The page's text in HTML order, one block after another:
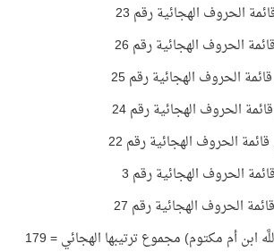
الحروف الهجائية رقم 23
الحروف الهجائية رقم 26
الحروف الهجائية رقم 25
الحروف الهجائية رقم 24
الحروف الهجائية رقم 22
الحروف الهجائية رقم 3
الحروف الهجائية رقم 27
أم مكتوم) مجموع ترتيبها الهجائي = 179